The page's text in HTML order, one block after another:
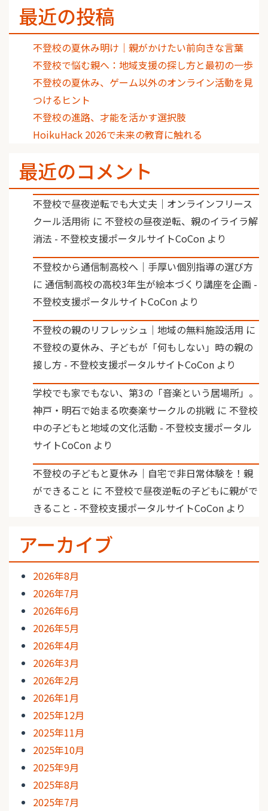
最近の投稿
不登校の夏休み明け｜親がかけたい前向きな言葉
不登校で悩む親へ：地域支援の探し方と最初の一歩
不登校の夏休み、ゲーム以外のオンライン活動を見
つけるヒント
不登校の進路、才能を活かす選択肢
HoikuHack 2026で未来の教育に触れる
最近のコメント
不登校で昼夜逆転でも大丈夫｜オンラインフリース
クール活用術 に 不登校の昼夜逆転、親のイライラ解
消法 - 不登校支援ポータルサイトCoCon より
不登校から通信制高校へ｜手厚い個別指導の選び方
に 通信制高校の高校3年生が絵本づくり講座を企画 -
不登校支援ポータルサイトCoCon より
不登校の親のリフレッシュ｜地域の無料施設活用 に
不登校の夏休み、子どもが「何もしない」時の親の
接し方 - 不登校支援ポータルサイトCoCon より
学校でも家でもない、第3の「音楽という居場所」。
神戸・明石で始まる吹奏楽サークルの挑戦 に 不登校
中の子どもと地域の文化活動 - 不登校支援ポータル
サイトCoCon より
不登校の子どもと夏休み｜自宅で非日常体験を！親
ができること に 不登校で昼夜逆転の子どもに親がで
きること - 不登校支援ポータルサイトCoCon より
アーカイブ
2026年8月
2026年7月
2026年6月
2026年5月
2026年4月
2026年3月
2026年2月
2026年1月
2025年12月
2025年11月
2025年10月
2025年9月
2025年8月
2025年7月